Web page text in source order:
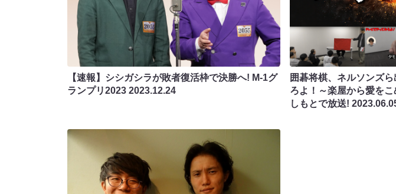
【速報】シシガシラが敗者復活枠で決勝へ! M-1グ
ランプリ2023 2023.12.24
囲碁将棋、ネルソンズ
ろよ！～楽屋から愛を
しもとで放送!